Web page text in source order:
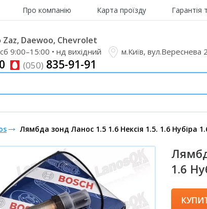
Про компанію Карта проїзду Гарантія
Daewoo, Chevrolet
9:00–15:00 • нд вихідний м.Київ, вул.Вереснева
(050) 835-91-91
Лямбда зонд Ланос 1.5 1.6 Нексія 1.5. 1.6 Нубіра
1.6